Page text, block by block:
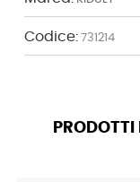
Codice: 731214